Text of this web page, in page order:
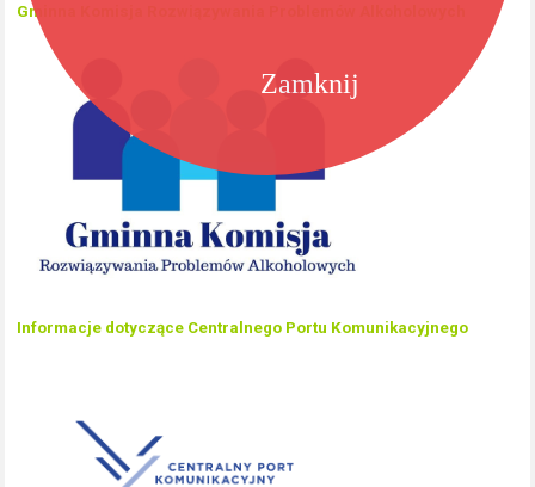
Gminna Komisja Rozwiązywania Problemów Alkoholowych
Informacje dotyczące Centralnego Portu Komunikacyjnego
Zamknij